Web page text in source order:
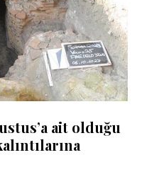
ait olduğu